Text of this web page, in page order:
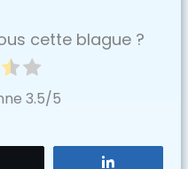
cette blague ?
3.5/5